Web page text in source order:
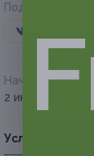
Поделиться с
Начало действия
2 июня 2026 г.
Условия